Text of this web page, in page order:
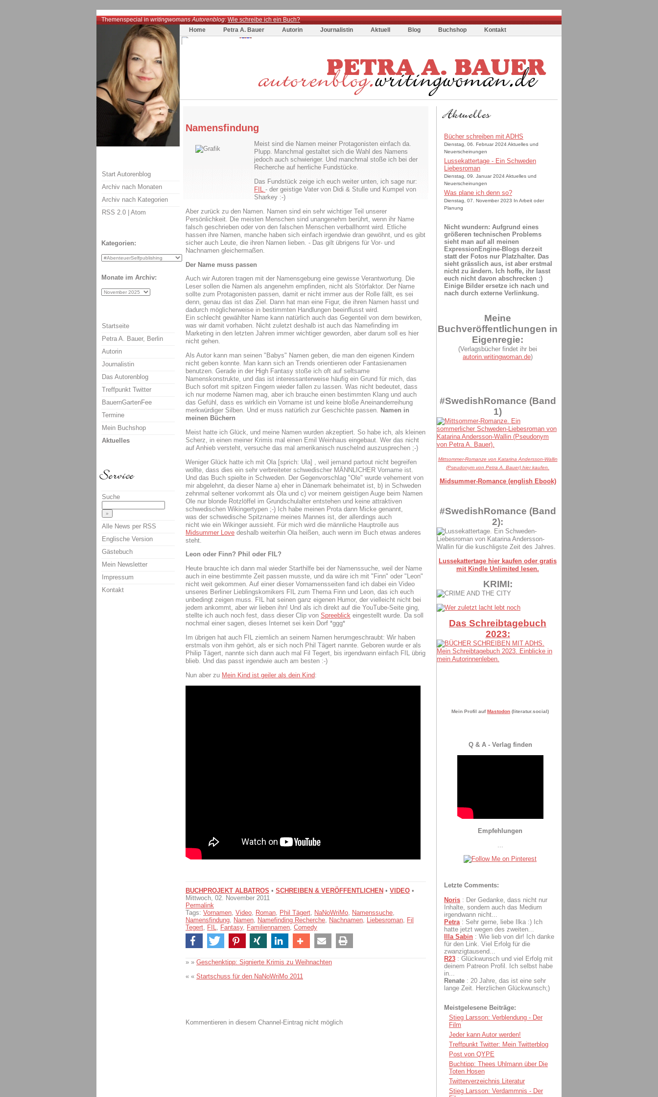
Themenspecial inwritingwomans Autorenblog:Wie schreibe ich ein Buch?
Home
Petra A. Bauer Autorin Journalistin Aktuell Blog Buchshop Kontakt
Namensfindung
Meist sind die Namen meiner Protagonisten einfach da.
Plupp. Manchmal gestaltet sich die Wahl des Namens
jedoch auch schwieriger. Und manchmal stoße ich bei der
Recherche auf herrliche Fundstücke.
Das Fundstück zeige ich euch weiter unten, ich sage nur:
FIL - der geistige Vater von Didi & Stulle und Kumpel von
Sharkey :-)
Aber zurück zu den Namen. Namen sind ein sehr wichtiger Teil unserer
Persönlichkeit. Die meisten Menschen sind unangenehm berührt, wenn ihr Name
falsch geschrieben oder von den falschen Menschen verballhornt wird. Etliche
hassen ihre Namen, manche haben sich einfach irgendwie dran gewöhnt, und es gibt
sicher auch Leute, die ihren Namen lieben. - Das gilt übrigens für Vor- und
Nachnamen gleichermaßen.
Der Name muss passen
Auch wir Autoren tragen mit der Namensgebung eine gewisse Verantwortung. Die
Leser sollen die Namen als angenehm empfinden, nicht als Störfaktor. Der Name
sollte zum Protagonisten passen, damit er nicht immer aus der Rolle fällt, es sei
denn, genau das ist das Ziel. Dann hat man eine Figur, die ihren Namen hasst und
dadurch möglicherweise in bestimmten Handlungen beeinflusst wird.
Ein schlecht gewählter Name kann natürlich auch das Gegenteil von dem bewirken,
was wir damit vorhaben. Nicht zuletzt deshalb ist auch das Namefinding im
Marketing in den letzten Jahren immer wichtiger geworden, aber darum soll es hier
nicht gehen.
Als Autor kann man seinen "Babys" Namen geben, die man den eigenen Kindern
nicht geben konnte. Man kann sich an Trends orientieren oder Fantasienamen
benutzen. Gerade in der High Fantasy stoße ich oft auf seltsame
Namenskonstrukte, und das ist interessanterweise häufig ein Grund für mich, das
Buch sofort mit spitzen Fingern wieder fallen zu lassen. Was nicht bedeutet, dass
ich nur moderne Namen mag, aber ich brauche einen bestimmten Klang und auch
das Gefühl, dass es wirklich ein Vorname ist und keine bloße Aneinanderreihung
merkwürdiger Silben. Und er muss natürlich zur Geschichte passen. Namen in
meinen Büchern
Meist hatte ich Glück, und meine Namen wurden akzeptiert. So habe ich, als kleinen
Scherz, in einen meiner Krimis mal einen Emil Weinhaus eingebaut. Wer das nicht
auf Anhieb versteht, versuche das mal amerikanisch nuschelnd auszusprechen ;-)
Weniger Glück hatte ich mit Ola [sprich: Ula] , weil jemand partout nicht begreifen
wollte, dass dies ein sehr verbreiteter schwedischer MÄNNLICHER Vorname ist.
Und das Buch spielte in Schweden. Der Gegenvorschlag "Ole" wurde vehement von
mir abgelehnt, da dieser Name a) eher in Dänemark beheimatet ist, b) in Schweden
zehnmal seltener vorkommt als Ola und c) vor meinem geistigen Auge beim Namen
Ole nur blonde Rotzlöffel im Grundschulalter entstehen und keine attraktiven
schwedischen Wikingertypen ;-) Ich habe meinen Prota dann Micke genannt,
was der schwedische Spitzname meines Mannes ist, der allerdings auch
nicht wie ein Wikinger aussieht. Für mich wird die männliche Hauptrolle aus
Midsummer Love deshalb weiterhin Ola heißen, auch wenn im Buch etwas anderes
steht.
Leon oder Finn? Phil oder FIL?
Heute brauchte ich dann mal wieder Starthilfe bei der Namenssuche, weil der Name
auch in eine bestimmte Zeit passen musste, und da wäre ich mit "Finn" oder "Leon"
nicht weit gekommen. Auf einer dieser Vornamensseiten fand ich dabei ein Video
unseres Berliner Lieblingskomikers FIL zum Thema Finn und Leon, das ich euch
unbedingt zeigen muss. FIL hat seinen ganz eigenen Humor, der vielleicht nicht bei
jedem ankommt, aber wir lieben ihn! Und als ich direkt auf die YouTube-Seite ging,
stellte ich auch noch fest, dass dieser Clip von Spreeblick eingestellt wurde. Da soll
nochmal einer sagen, dieses Internet sei kein Dorf *ggg*
Im übrigen hat auch FIL ziemlich an seinem Namen herumgeschraubt: Wir haben
erstmals von ihm gehört, als er sich noch Phil Tägert nannte. Geboren wurde er als
Philip Tägert, nannte sich dann auch mal Fil Tegert, bis irgendwann einfach FIL übrig
blieb. Und das passt irgendwie auch am besten :-)
Nun aber zu Mein Kind ist geiler als dein Kind:
BUCHPROJEKT ALBATROS • SCHREIBEN & VERÖFFENTLICHEN • VIDEO •
Mittwoch, 02. November 2011
Permalink
Tags: Vornamen, Video, Roman, Phil Tägert, NaNoWriMo, Namenssuche,
Namensfindung, Namen, Namefinding Recherche, Nachnamen, Liebesroman, Fil
Tegert, FIL, Fantasy, Familiennamen, Comedy
» » Geschenktipp: Signierte Krimis zu Weihnachten
« « Startschuss für den NaNoWriMo 2011
Kommentieren in diesem Channel-Eintrag nicht möglich
Bücher schreiben mit ADHS
Dienstag, 06. Februar 2024 Aktuelles und
Neuerscheinungen
Lussekattertage - Ein Schweden
Liebesroman
Dienstag, 09. Januar 2024 Aktuelles und
Neuerscheinungen
Was plane ich denn so?
Dienstag, 07. November 2023 In Arbeit oder
Planung
Nicht wundern: Aufgrund eines
größeren technischen Problems
sieht man auf all meinen
ExpressionEngine-Blogs derzeit
statt der Fotos nur Platzhalter. Das
sieht grässlich aus, ist aber erstmal
nicht zu ändern. Ich hoffe, ihr lasst
euch nicht davon abschrecken :)
Einige Bilder ersetze ich nach und
nach durch externe Verlinkung.
Meine
Buchveröffentlichungen in
Eigenregie:
(Verlagsbücher findet ihr bei
autorin.writingwoman.de)
#SwedishRomance (Band
1)
Mittsommer-Romanze von Katarina Andersson-Wallin
(Pseudonym von Petra A. Bauer) hier kaufen.
Midsummer-Romance (english Ebook)
#SwedishRomance (Band
2):
Lussekattertage hier kaufen oder gratis
mit Kindle Unlimited lesen.
KRIMI:
Das Schreibtagebuch
2023:
Mein Profil auf Mastodon (literatur.social)
Q & A - Verlag finden
Empfehlungen
Letzte Comments:
Noris : Der Gedanke, dass nicht nur
Inhalte, sondern auch das Medium
irgendwann nicht...
Petra : Sehr gerne, liebe Ilka :) Ich
hatte jetzt wegen des zweiten...
Illa Sabin : Wie lieb von dir! Ich danke
für den Link. Viel Erfolg für die
zwanzigtausend...
R23 : Glückwunsch und viel Erfolg mit
deinem Patreon Profil. Ich selbst habe
in...
Renate : 20 Jahre, das ist eine sehr
lange Zeit. Herzlichen Glückwunsch;)
Meistgelesene Beiträge:
Stieg Larsson: Verblendung - Der
Film
Jeder kann Autor werden!
Treffpunkt Twitter: Mein Twitterblog
Post von QYPE
Buchtipp: Thees Uhlmann über Die
Toten Hosen
Twitterverzeichnis Literatur
Stieg Larsson: Verdammnis - Der
Start Autorenblog
Archiv nach Monaten
Archiv nach Kategorien
RSS 2.0 | Atom
Kategorien:
Monate im Archiv:
Startseite
Petra A. Bauer, Berlin
Autorin
Journalistin
Das Autorenblog
Treffpunkt Twitter
BauernGartenFee
Termine
Mein Buchshop
Aktuelles
Suche
Alle News per RSS
Englische Version
Gästebuch
Mein Newsletter
Impressum
Kontakt